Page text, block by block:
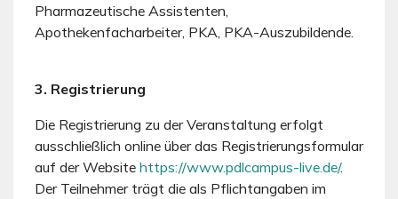
Pharmazeutische Assistenten,
Apothekenfacharbeiter, PKA, PKA-Auszubildende.
3. Registrierung
Die Registrierung zu der Veranstaltung erfolgt
ausschließlich online über das Registrierungsformular
auf der Website https://www.pdlcampus-live.de/.
Der Teilnehmer trägt die als Pflichtangaben im